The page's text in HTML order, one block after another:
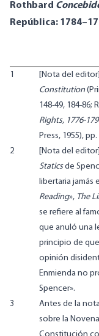
Rothbard
República:
1 [Nota del
Constitution
148-49, 184-86;
Rights, 1776-
Press, 1955), pp.
2
[Nota del
Staticsde
libertaria jamás
Reading», The
se refiere al
que anuló una
principio de
opinión
Enmienda no
Spencer».
3
Antes de la
sobre la